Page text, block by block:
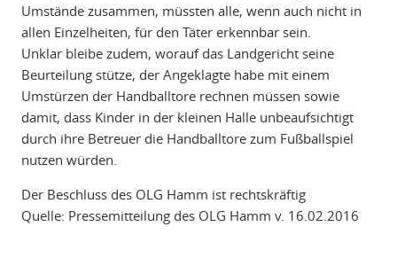
Umstände zusammen, müssten alle, wenn auch nicht in
allen Einzelheiten, für den Täter erkennbar sein.
Unklar bleibe zudem, worauf das Landgericht seine
Beurteilung stütze, der Angeklagte habe mit einem
Umstürzen der Handballtore rechnen müssen sowie
damit, dass Kinder in der kleinen Halle unbeaufsichtigt
durch ihre Betreuer die Handballtore zum Fußballspiel
nutzen würden.
Der Beschluss des OLG Hamm ist rechtskräftig
Quelle: Pressemitteilung des OLG Hamm v. 16.02.2016